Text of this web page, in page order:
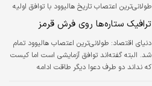
طولانی‌ترین اعتصاب تاریخ هالیوود با توافق اولیه
به پایان رسید
ترافیک ستاره‌ها روی فرش قرمز
دنیای اقتصاد: طولانی‌ترین اعتصاب هالیوود تمام
شد. البته گفته‌اند توافق آزمایشی است اما کیست
که نداند دو طرف دعوا دیگر طاقت ادامه